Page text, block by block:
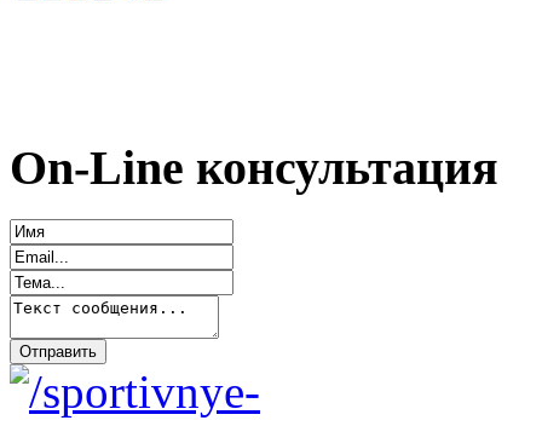
On-Line консультация